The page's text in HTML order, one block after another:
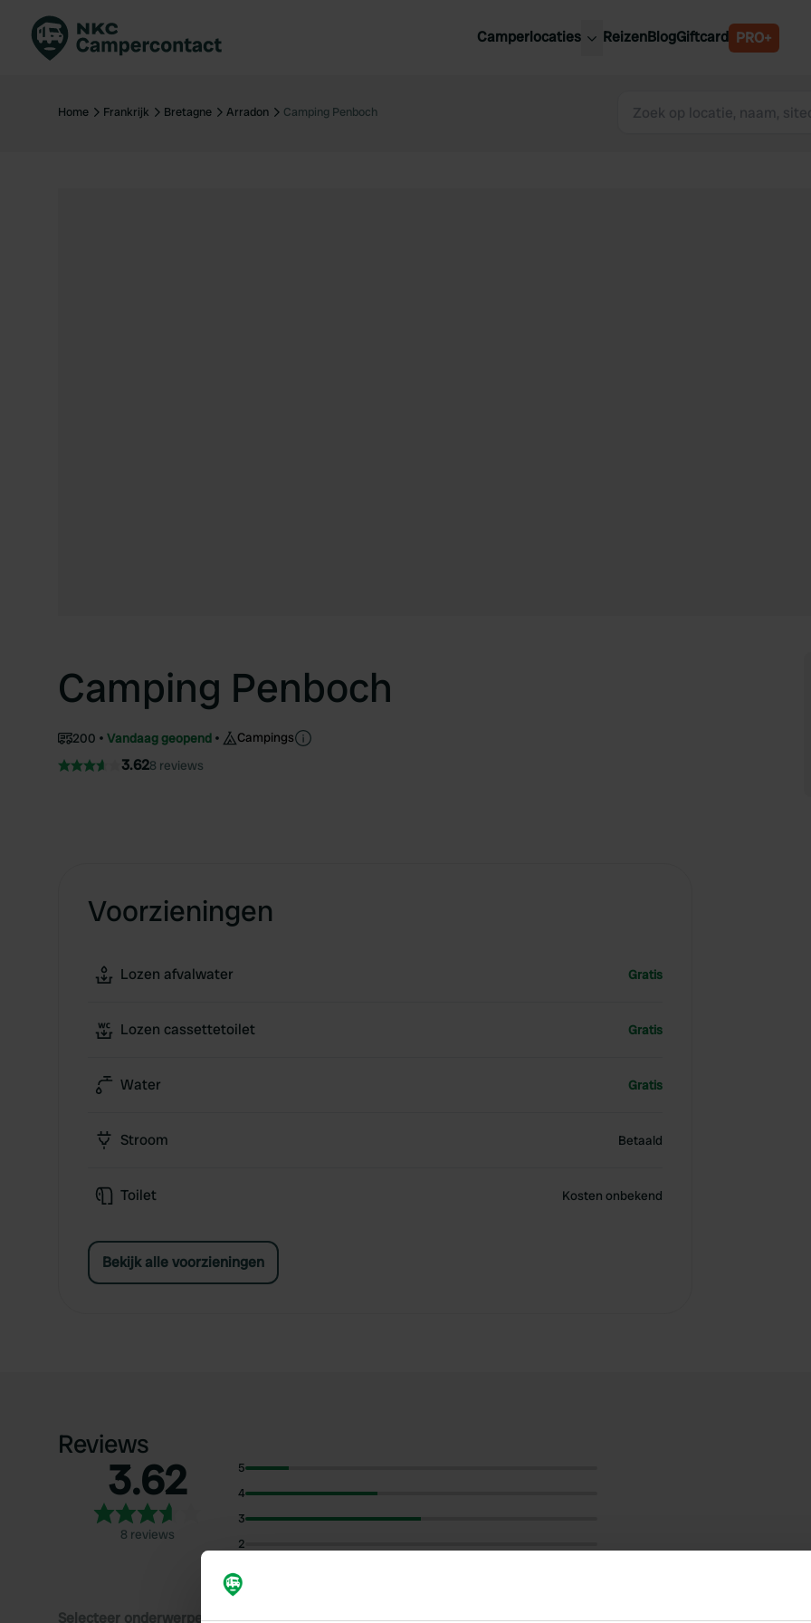
Camperlocaties
Nederland
Luxemburg
ReizenBlogGiftcard PRO+
Home Frankrijk Bretagne Arradon Camping Penboch
Camping Penboch
200 Vandaag geopend Campings
3.628 reviews
Voorzieningen
Lozen afvalwater Gratis
Lozen cassettetoilet Gratis
Water Gratis
Stroom Betaald
Toilet Kosten onbekend
Bekijk alle voorzieningen
Reviews
3.62
8 reviews
5
4
3
2
Selecteer onderwerpen om reviews over te lezen: